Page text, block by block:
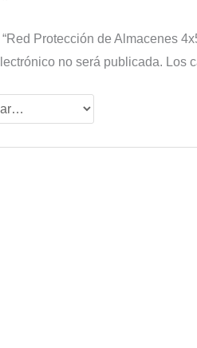
Protección de Almacenes
no será publicada. Los